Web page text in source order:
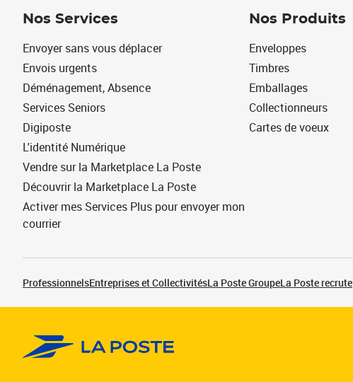
Nos Services
Envoyer sans vous déplacer
Envois urgents
Déménagement, Absence
Services Seniors
Digiposte
L'identité Numérique
Vendre sur la Marketplace La Poste
Découvrir la Marketplace La Poste
Activer mes Services Plus pour envoyer mon
courrier
Nos Produits
Enveloppes
Timbres
Emballages
Collectionneurs
Cartes de voeux
ProfessionnelsEntreprises et CollectivitésLa Poste GroupeLa Poste recrute